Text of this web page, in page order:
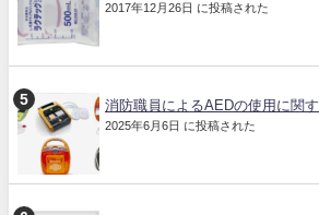
2017年12月26日 に投稿された
消防職員によるAEDの使用に関
2025年6月6日 に投稿された